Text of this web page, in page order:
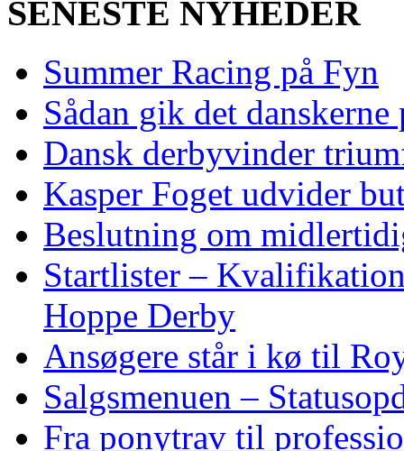
SENESTE NYHEDER
Summer Racing på Fyn
Sådan gik det
Dansk derbyvinder
Kasper Foget udvider
Beslutning om
Startlister –
Hoppe Derby
Ansøgere står i kø til
Salgsmenuen –
Fra ponytrav til